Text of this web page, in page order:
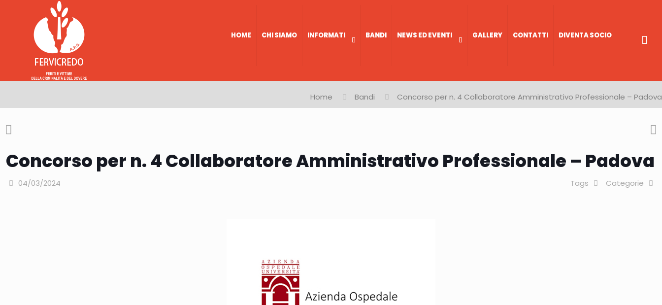
HOME CHI SIAMO INFORMATI BANDI NEWS ED EVENTI GALLERY CONTATTI DIVENTA SOCIO
Home Bandi Concorso per n. 4 Collaboratore Amministrativo Professionale – Padova
Concorso per n. 4 Collaboratore Amministrativo Professionale – Padova
04/03/2024 Categorie
Tags